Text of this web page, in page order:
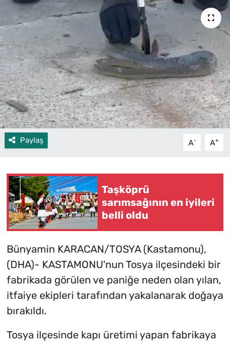
Paylaş A- A+
Taşköprü
sarımsağının en iyileri
belli oldu
Bünyamin KARACAN/TOSYA (Kastamonu),
(DHA)- KASTAMONU'nun Tosya ilçesindeki bir
fabrikada görülen ve paniğe neden olan yılan,
itfaiye ekipleri tarafından yakalanarak doğaya
bırakıldı.
Tosya ilçesinde kapı üretimi yapan fabrikaya